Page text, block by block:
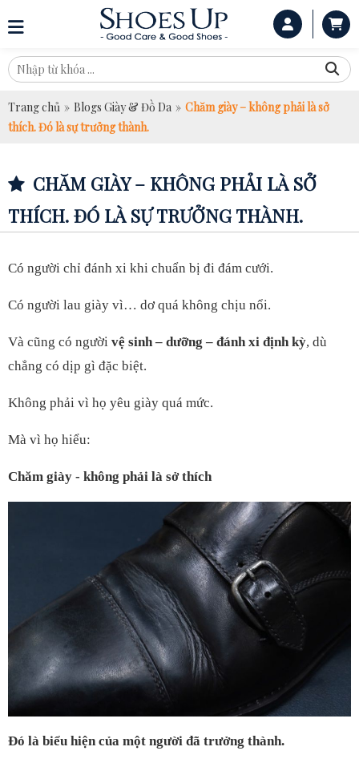
Trang chủ » Blogs Giày & Đồ Da » Chăm giày – không phải là sở
thích. Đó là sự trưởng thành.
CHĂM GIÀY – KHÔNG PHẢI LÀ SỞ
THÍCH. ĐÓ LÀ SỰ TRƯỞNG THÀNH.
Có người chỉ đánh xi khi chuẩn bị đi đám cưới.
Có người lau giày vì… dơ quá không chịu nổi.
Và cũng có người vệ sinh – dưỡng – đánh xi định kỳ, dù
chẳng có dịp gì đặc biệt.
Không phải vì họ yêu giày quá mức.
Mà vì họ hiểu:
Chăm giày - không phải là sở thích
Đó là biểu hiện của một người đã trưởng thành.